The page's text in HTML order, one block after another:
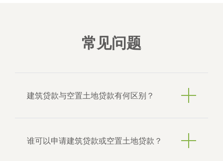
常见问题
建筑贷款与空置土地贷款有何区别？
建筑贷款专为新建住宅项目提供资金，贷款将根
谁可以申请建筑贷款或空置土地贷款？